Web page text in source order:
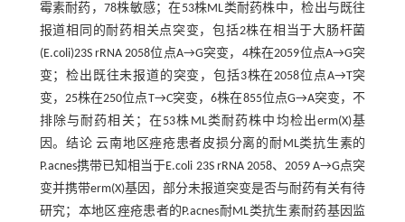
霉素耐药，78株敏感；在53株ML类耐药株中，检出与既往
报道相同的耐药相关点突变，包括2株在相当于大肠杆菌
(E.coli)23S rRNA 2058位点A→G突变，4株在2059位点A→G突
变；检出既往未报道的突变，包括3株在2058位点A→T突
变，25株在250位点T→C突变，6株在855位点G→A突变，不
排除与耐药相关；在53株ML类耐药株中均检出erm(X)基
因。结论 云南地区痤疮患者皮损分离的耐ML类抗生素的
P.acnes携带已知相当于E.coli 23S rRNA 2058、2059 A→G点突
变并携带erm(X)基因，部分未报道突变是否与耐药有关有待
研究；本地区痤疮患者的P.acnes耐ML类抗生素耐药基因监